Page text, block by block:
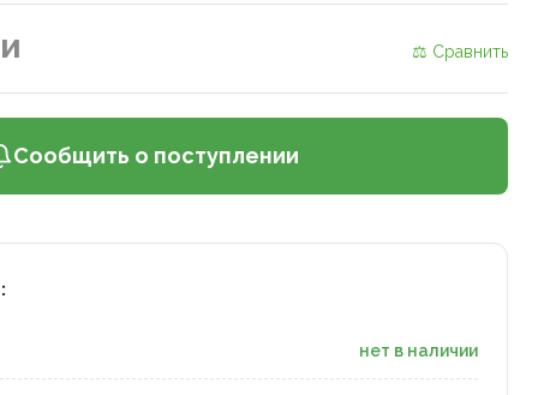
⚖ Сравнить
Сообщить о поступлении
нет в наличии